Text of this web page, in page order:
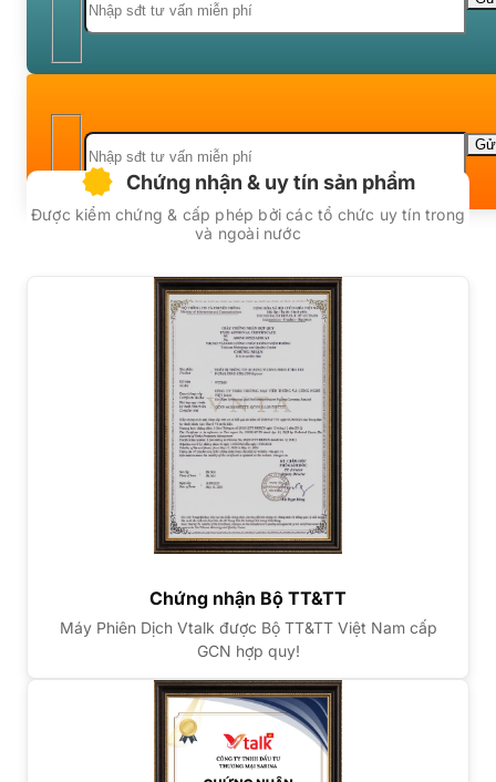
Chứng nhận & uy tín sản phẩm
Được kiểm chứng & cấp phép bởi các tổ chức uy tín trong
và ngoài nước
Chứng nhận Bộ TT&TT
Máy Phiên Dịch Vtalk được Bộ TT&TT Việt Nam cấp
GCN hợp quy!